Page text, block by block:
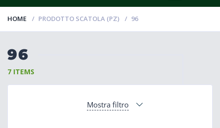
HOME PRODOTTO SCATOLA (PZ) 96
96
7 ITEMS
Mostra filtro